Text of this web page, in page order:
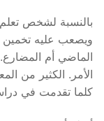
بالنسبة لشخص تعلم
ويصعب عليه تخمين
الماضي أم
الأمر. الكثير من
كلما تقدمت في